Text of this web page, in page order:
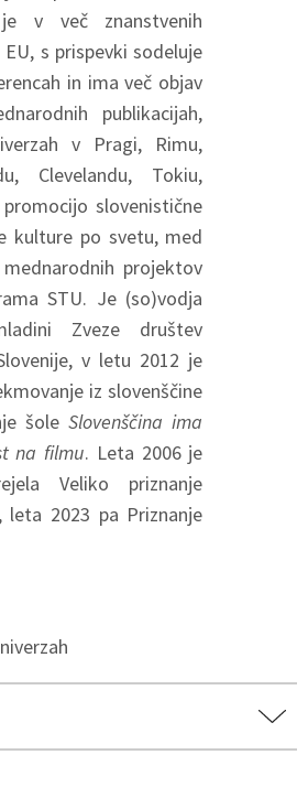
v več znanstvenih
s prispevki sodeluje
in ima več objav
publikacijah,
v Pragi, Rimu,
Clevelandu, Tokiu,
slovenistične
kulture po svetu, med
projektov
STU. Je (so)vodja
Zveze društev
v letu 2012 je
iz slovenščine
šoleSlovenščina ima
na filmu. Leta 2006 je
Veliko priznanje
2023 pa Priznanje